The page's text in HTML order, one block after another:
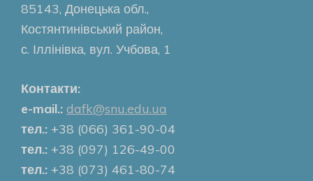
85143, Донецька обл.,
Костянтинівський район,
с. Іллінівка, вул. Учбова, 1
Контакти:
e-mail.: dafk@snu.edu.ua
тел.: +38 (066) 361-90-04
тел.: +38 (097) 126-49-00
тел.: +38 (073) 461-80-74